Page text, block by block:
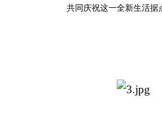
共同庆祝这一全新生活据